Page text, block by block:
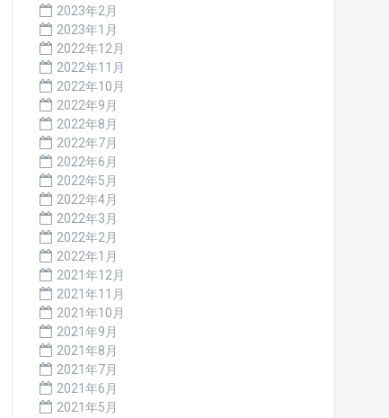
2023年2月
2023年1月
2022年12月
2022年11月
2022年10月
2022年9月
2022年8月
2022年7月
2022年6月
2022年5月
2022年4月
2022年3月
2022年2月
2022年1月
2021年12月
2021年11月
2021年10月
2021年9月
2021年8月
2021年7月
2021年6月
2021年5月